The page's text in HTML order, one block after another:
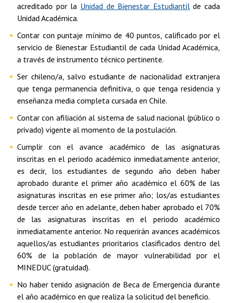
acreditado por la Unidad de Bienestar Estudiantilde cada
Unidad Académica.
Contar con puntaje mínimo de 40 puntos, calificado por el
servicio de Bienestar Estudiantil de cada Unidad Académica,
a través de instrumento técnico pertinente.
Ser chileno/a, salvo estudiante de nacionalidad extranjera
que tenga permanencia definitiva, o que tenga residencia y
enseñanza media completa cursada en Chile.
Contar con afiliación al sistema de salud nacional (público o
privado) vigente al momento de la postulación.
Cumplir con el avance académico de las asignaturas
inscritas en el periodo académico inmediatamente anterior,
es decir, los estudiantes de segundo año deben haber
aprobado durante el primer año académico el 60% de las
asignaturas inscritas en ese primer año; los/as estudiantes
desde tercer año en adelante, deben haber aprobado el 70%
de las asignaturas inscritas en el periodo académico
inmediatamente anterior. No requerirán avances académicos
aquellos/as estudiantes prioritarios clasificados dentro del
60% de la población de mayor vulnerabilidad por el
MINEDUC (gratuidad).
No haber tenido asignación de Beca de Emergencia durante
el año académico en que realiza la solicitud del beneficio.